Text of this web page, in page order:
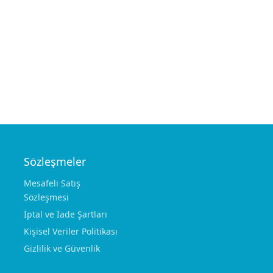
€30.00
Sözleşmeler
Mesafeli Satış
Sözleşmesi
İptal ve İade Şartları
Kişisel Veriler Politikası
Gizlilik ve Güvenlik